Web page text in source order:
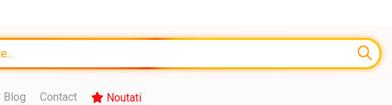
Blog Contact Noutati